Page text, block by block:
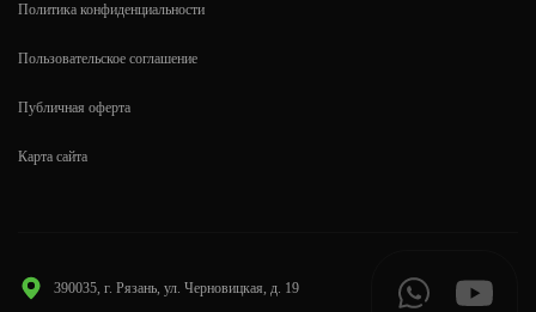
390035, г. Рязань, ул. Черновицкая, д. 19
Политика конфиденциальности
Пользовательское соглашение
Публичная оферта
Карта сайта